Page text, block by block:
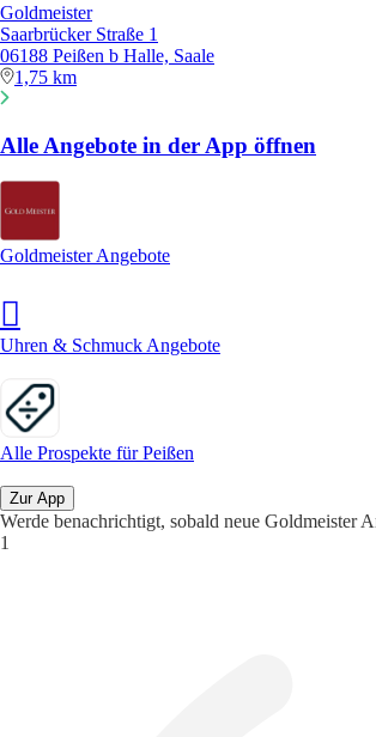
Goldmeister
Saarbrücker Straße 1
06188 Peißen b Halle, Saale
1,75 km
Alle Angebote in der App öffnen
Goldmeister Angebote
Uhren & Schmuck Angebote
Alle Prospekte für Peißen
Zur App
Werde benachrichtigt, sobald neue Goldmeister